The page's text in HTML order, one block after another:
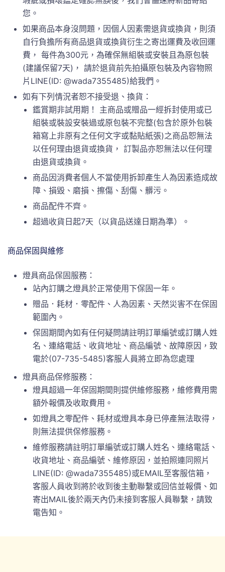
您。
如果商品本身沒問題，因個人因素需退貨或換貨，則須
自行負擔所有商品退貨或換貨衍生之寄出運費及收回運
費， 每件為300元，為確保無組裝或安裝且為原包裝
(建議保留7天)， 請於退貨前先拍攝原包裝及內容物照
片LINE(ID: @wada7355485)給我們。
如有下列情況者恕不接受退、換貨：
鑑賞期非試用期！ 主商品或贈品一經拆封使用或已
組裝或裝設安裝過或原包裝不完整(包含於原外包裝
箱寫上非原有之任何文字或黏貼紙張)之商品恕無法
以任何理由退貨或換貨， 訂製品亦恕無法以任何理
由退貨或換貨。
商品因消費者個人不當使用拆卸產生人為因素造成故
障、損毀、磨損、擦傷、刮傷、髒污。
商品配件不齊。
超過收貨日起7天（以貨品送達日期為準）。
商品保固與維修
燈具商品保固服務：
站內訂購之燈具於正常使用下保固一年。
贈品．耗材．零配件、人為因素、天然災害不在保固
範圍內。
保固期間內如有任何疑問請註明訂單編號或訂購人姓
名、連絡電話、收貨地址、商品編號、故障原因，致
電於(07-735-5485)客服人員將立即為您處理
燈具商品保修服務：
燈具超過一年保固期間則提供維修服務，維修費用需
額外報價及收取費用。
如燈具之零配件、耗材或燈具本身已停產無法取得，
則無法提供保修服務。
維修服務請註明訂單編號或訂購人姓名、連絡電話、
收貨地址、商品編號、維修原因，並拍照連同照片
LINE(ID: @wada7355485)或EMAIL至客服信箱，
客服人員收到將於收到後主動聯繫或回信並報價、如
寄出MAIL後於兩天內仍未接到客服人員聯繫，請致
電告知。